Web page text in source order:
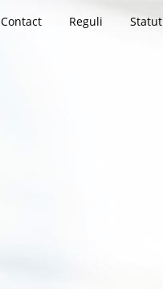
Contact Reguli Statut